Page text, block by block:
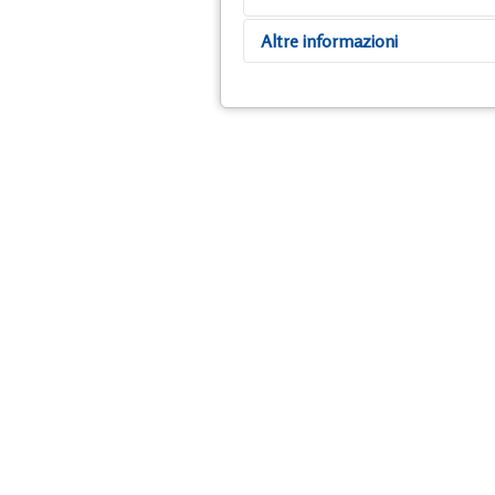
Altre informazioni
extension de la